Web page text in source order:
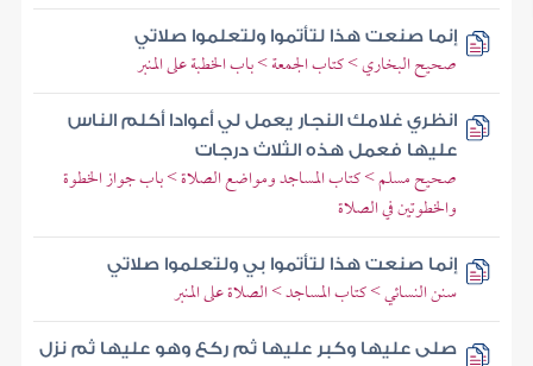
إنما صنعت هذا لتأتموا ولتعلموا صلاتي
صحيح البخاري > كتاب الجمعة > باب الخطبة على المنبر
انظري غلامك النجار يعمل لي أعوادا أكلم الناس
عليها فعمل هذه الثلاث درجات
صحيح مسلم > كتاب المساجد ومواضع الصلاة > باب جواز الخطوة
والخطوتين في الصلاة
إنما صنعت هذا لتأتموا بي ولتعلموا صلاتي
سنن النسائي > كتاب المساجد > الصلاة على المنبر
صلى عليها وكبر عليها ثم ركع وهو عليها ثم نزل